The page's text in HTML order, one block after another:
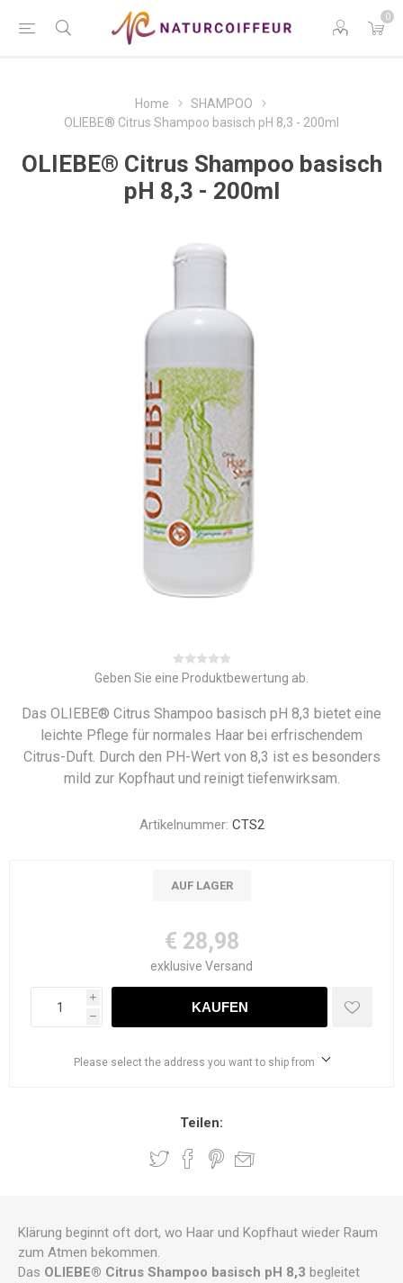
0
Home
SHAMPOO
OLIEBE® Citrus Shampoo basisch pH 8,3 - 200ml
OLIEBE® Citrus Shampoo basisch
pH 8,3 - 200ml
Geben Sie eine Produktbewertung ab.
Das OLIEBE® Citrus Shampoo basisch pH 8,3 bietet eine
leichte Pflege für normales Haar bei erfrischendem
Citrus-Duft. Durch den PH-Wert von 8,3 ist es besonders
mild zur Kopfhaut und reinigt tiefenwirksam.
Artikelnummer: CTS2
AUF LAGER
€ 28,98
exklusive Versand
i
h
Please select the address you want to ship from
Teilen:
Klärung beginnt oft dort, wo Haar und Kopfhaut wieder Raum
zum Atmen bekommen.
Das OLIEBE® Citrus Shampoo basisch pH 8,3 begleitet